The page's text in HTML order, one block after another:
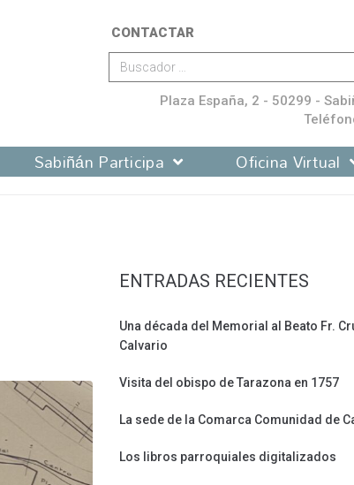
CONTACTAR
Plaza España, 2 - 50299 -
Sabiñán Participa Oficina Virtual
ENTRADAS RECIENTES
Una década del Memorial al Beato Fr.
Calvario
Visita del obispo de Tarazona en 1757
La sede de la Comarca Comunidad de
Los libros parroquiales digitalizados